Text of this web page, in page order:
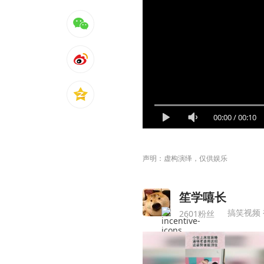
00:00/00:10
声明：虚构演绎，仅供娱乐
笙学嘻长
2601粉丝 搞笑视频